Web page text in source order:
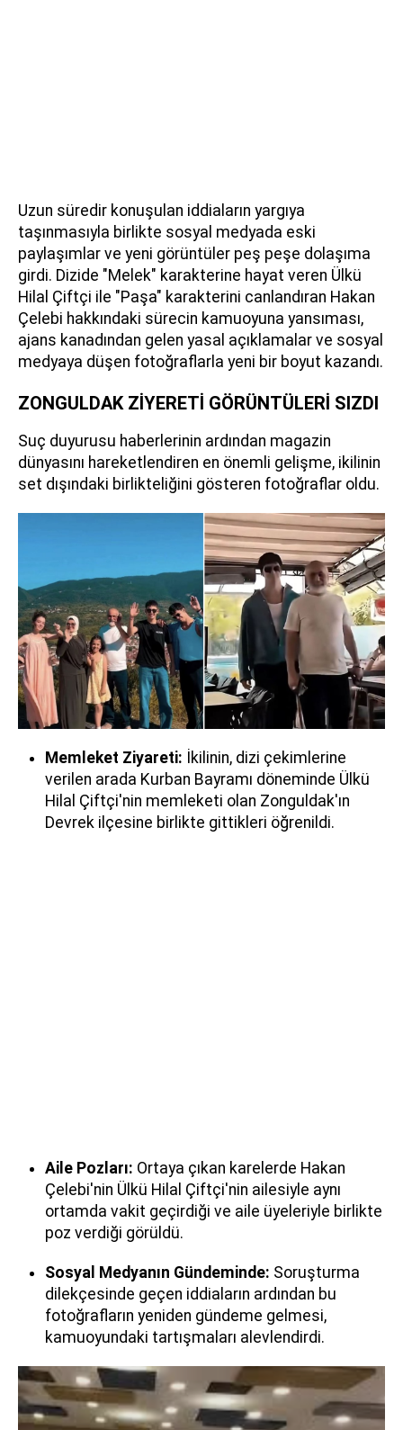
Uzun süredir konuşulan iddiaların yargıya
taşınmasıyla birlikte sosyal medyada eski
paylaşımlar ve yeni görüntüler peş peşe dolaşıma
girdi. Dizide "Melek" karakterine hayat veren Ülkü
Hilal Çiftçi ile "Paşa" karakterini canlandıran Hakan
Çelebi hakkındaki sürecin kamuoyuna yansıması,
ajans kanadından gelen yasal açıklamalar ve sosyal
medyaya düşen fotoğraflarla yeni bir boyut kazandı.
ZONGULDAK ZİYERETİ GÖRÜNTÜLERİ SIZDI
Suç duyurusu haberlerinin ardından magazin
dünyasını hareketlendiren en önemli gelişme, ikilinin
set dışındaki birlikteliğini gösteren fotoğraflar oldu.
Memleket Ziyareti: İkilinin, dizi çekimlerine
verilen arada Kurban Bayramı döneminde Ülkü
Hilal Çiftçi'nin memleketi olan Zonguldak'ın
Devrek ilçesine birlikte gittikleri öğrenildi.
Aile Pozları: Ortaya çıkan karelerde Hakan
Çelebi'nin Ülkü Hilal Çiftçi'nin ailesiyle aynı
ortamda vakit geçirdiği ve aile üyeleriyle birlikte
poz verdiği görüldü.
Sosyal Medyanın Gündeminde: Soruşturma
dilekçesinde geçen iddiaların ardından bu
fotoğrafların yeniden gündeme gelmesi,
kamuoyundaki tartışmaları alevlendirdi.